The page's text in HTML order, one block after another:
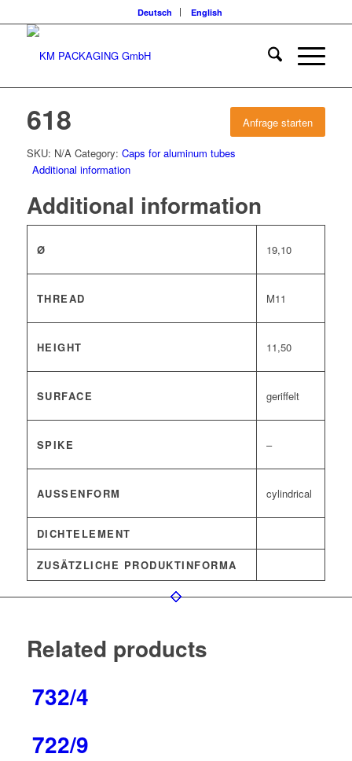
Deutsch English
Anfrage starten
618
SKU: N/A Category: Caps for aluminum tubes
Additional information
Additional information
Ø 19,10
THREAD M11
HEIGHT 11,50
SURFACE geriffelt
SPIKE –
AUSSENFORM cylindrical
DICHTELEMENT
ZUSÄTZLICHE PRODUKTINFORMA
Related products
732/4
722/9